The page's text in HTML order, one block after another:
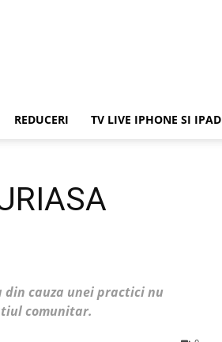
REDUCERI TV LIVE IPHONE SI IPAD
din cauza unei practici nu
comunitar.